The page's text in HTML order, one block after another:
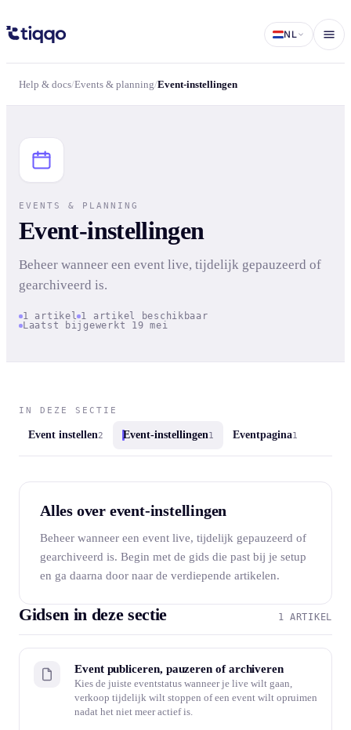
NL
Help & docs/Events & planning/Event-instellingen
EVENTS & PLANNING
Event-instellingen
Beheer wanneer een event live, tijdelijk gepauzeerd of
gearchiveerd is.
1 artikel 1 artikel beschikbaar
Laatst bijgewerkt 19 mei
IN DEZE SECTIE
Event instellen2 Event-instellingen1 Eventpagina1
Alles over event-instellingen
Beheer wanneer een event live, tijdelijk gepauzeerd of
gearchiveerd is. Begin met de gids die past bij je setup
en ga daarna door naar de verdiepende artikelen.
Gidsen in deze sectie 1 ARTIKEL
Event publiceren, pauzeren of archiveren
Kies de juiste eventstatus wanneer je live wilt gaan,
verkoop tijdelijk wilt stoppen of een event wilt opruimen
nadat het niet meer actief is.